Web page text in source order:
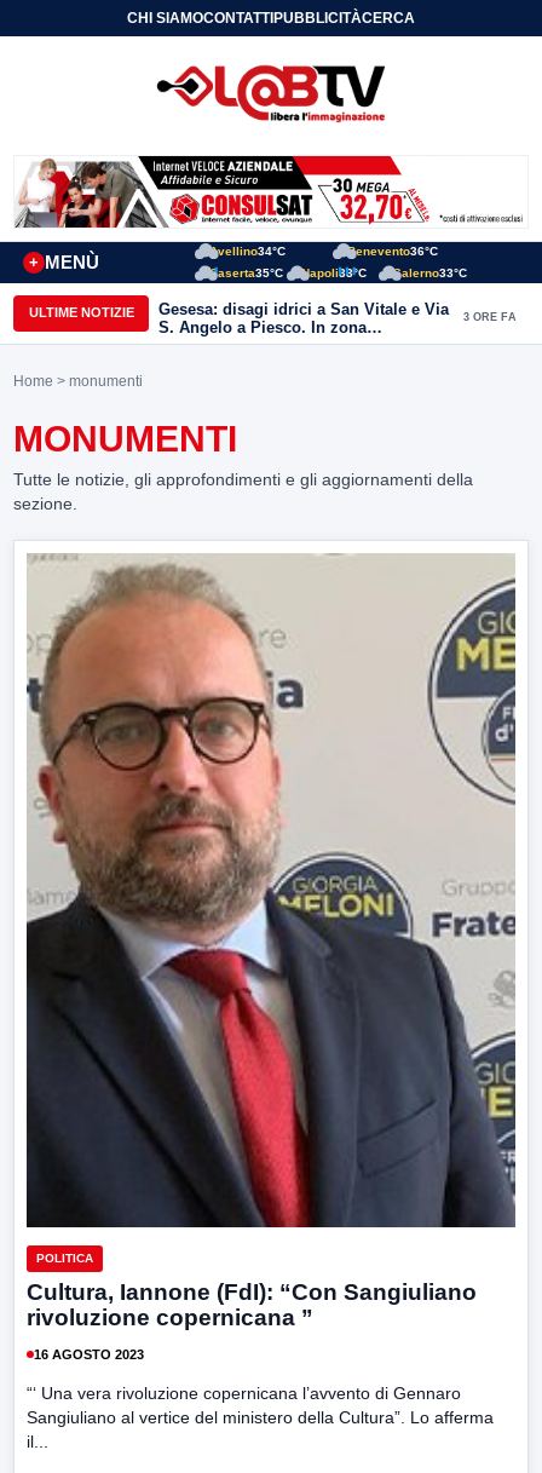
CHI SIAMOCONTATTIPUBBLICITÀCERCA
MENÙ
+
Avellino34°C Benevento36°C
Caserta35°C Napoli33°C Salerno33°C
ULTIME NOTIZIE
Gesesa: disagi idrici a San Vitale e Via
S. Angelo a Piesco. In zona
posizionata l’autobotte
3 ORE FA
Home > monumenti
MONUMENTI
Tutte le notizie, gli approfondimenti e gli aggiornamenti della
sezione.
POLITICA
Cultura, Iannone (FdI): “Con Sangiuliano
rivoluzione copernicana ”
16 AGOSTO 2023
“‘ Una vera rivoluzione copernicana l’avvento di Gennaro
Sangiuliano al vertice del ministero della Cultura”. Lo afferma
il...